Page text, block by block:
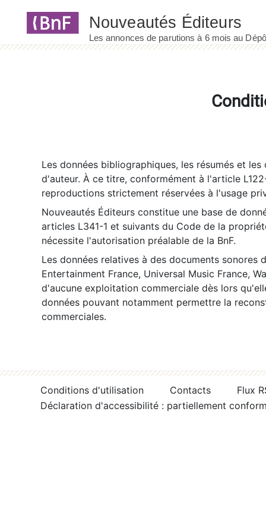
Les données bibliographiques, les résumés et
d'auteur. À ce titre, conformément à l'article
reproductions strictement réservées à l'usage
Nouveautés Éditeurs constitue une base de
articles L341-1 et suivants du Code de la
nécessite l'autorisation préalable de la BnF.
Les données relatives à des documents sonores
Entertainment France, Universal Music France,
d'aucune exploitation commerciale dès lors
données pouvant notamment permettre la
commerciales.
Conditions d'utilisation Contacts
Flux
Déclaration d'accessibilité : partiellement